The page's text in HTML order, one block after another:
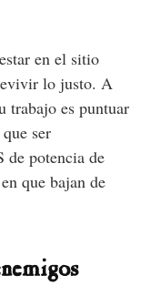
en el sitio
lo justo. A
trabajo es puntuar
ser
de potencia de
que bajan de